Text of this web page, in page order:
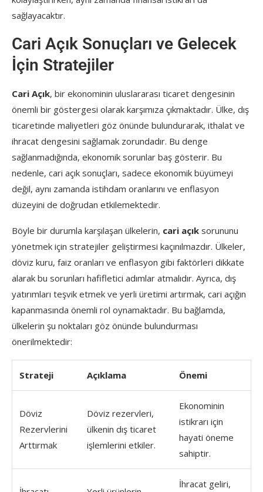
sağlayacaktır.
Cari Açık Sonuçları ve Gelecek
İçin Stratejiler
Cari Açık, bir ekonominin uluslararası ticaret dengesinin
önemli bir göstergesi olarak karşımıza çıkmaktadır. Ülke, dış
ticaretinde maliyetleri göz önünde bulundurarak, ithalat ve
ihracat dengesini sağlamak zorundadır. Bu denge
sağlanmadığında, ekonomik sorunlar baş gösterir. Bu
nedenle, cari açık sonuçları, sadece ekonomik büyümeyi
değil, aynı zamanda istihdam oranlarını ve enflasyon
düzeyini de doğrudan etkilemektedir.
Böyle bir durumla karşılaşan ülkelerin, cari açık sorununu
yönetmek için stratejiler geliştirmesi kaçınılmazdır. Ülkeler,
döviz kuru, faiz oranları ve enflasyon gibi faktörleri dikkate
alarak bu sorunları hafifletici adımlar atmalıdır. Ayrıca, dış
yatırımları teşvik etmek ve yerli üretimi artırmak, cari açığın
kapanmasında önemli rol oynamaktadır. Bu bağlamda,
ülkelerin şu noktaları göz önünde bulundurması
önerilmektedir:
Strateji Açıklama Önemi
Döviz
Rezervlerini
Arttırmak
Döviz rezervleri,
ülkenin dış ticaret
işlemlerini etkiler.
Ekonominin
istikrarı için
hayati öneme
sahiptir.
İhracat geliri,